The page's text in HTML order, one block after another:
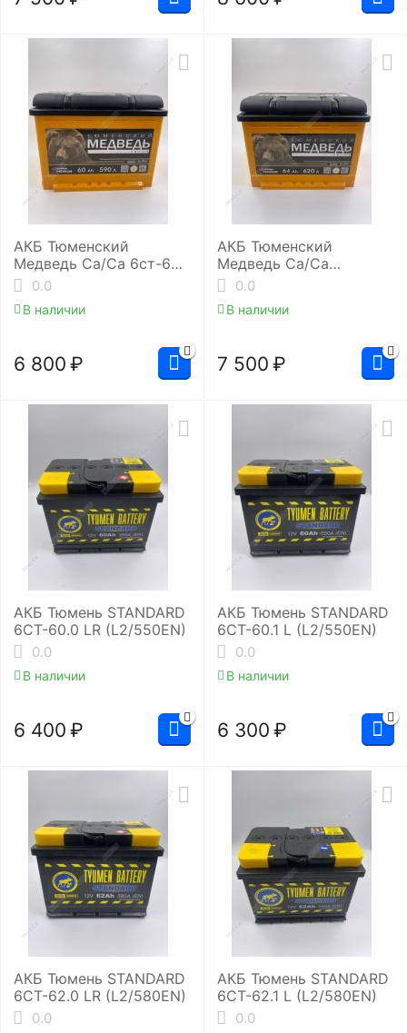
АКБ Тюменский
Медведь Ca/Ca 6ст-60.1
(L2/590EN)
0.0
В наличии
6 800 ₽
АКБ Тюменский
Медведь Ca/Ca
6ст-64.0 (L2/620EN)
0.0
В наличии
7 500 ₽
АКБ Тюмень STANDARD
6СТ-60.0 LR (L2/550EN)
0.0
В наличии
6 400 ₽
АКБ Тюмень STANDARD
6СТ-60.1 L (L2/550EN)
0.0
В наличии
6 300 ₽
АКБ Тюмень STANDARD
6СТ-62.0 LR (L2/580EN)
0.0
АКБ Тюмень STANDARD
6СТ-62.1 L (L2/580EN)
0.0